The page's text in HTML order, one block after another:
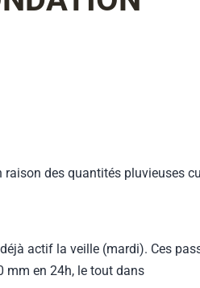
des quantités pluvieuses
actif la veille (mardi). Ces
mm en 24h, le tout dans